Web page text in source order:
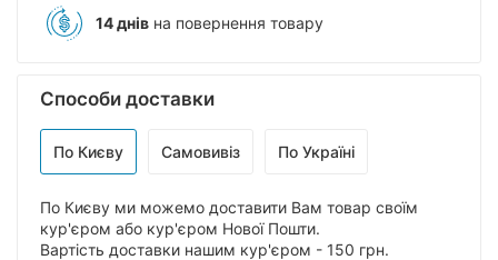
14 днів на повернення товару
Способи доставки
По Києву Самовивіз По Україні
По Києву ми можемо доставити Вам товар своїм
кур'єром або кур'єром Нової Пошти.
Вартість доставки нашим кур'єром - 150 грн.